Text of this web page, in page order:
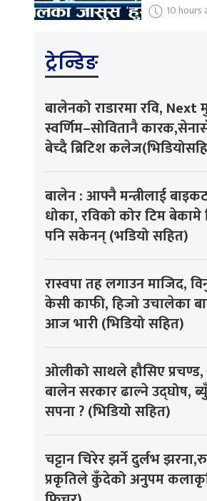
10 hours
ट्रेन्डिङ
बालेनको राडारमा रवि,
स्वर्णिम–सोवितानै
बेच्दै ब्रिटिश
बालेन : आफ्नै मन्त्रीलाई
धोका, रविको कोर टिम बेकामे
पनि सकेनन् (भडियो सहित)
रास्वपा तह लगाउन माजिद,
केसी काफी, हिजो उचालेका
आज भारी (भिडियो सहित)
ओलीको साथले हौसिए प्रचण्ड,
बालेन सरकार ढाल्ने उद्घोष,
सपना ? (भिडियो सहित)
चट्टान चिरेर झर्ने दुर्लभ
प्रकृतिले कुँदेको अनुपम